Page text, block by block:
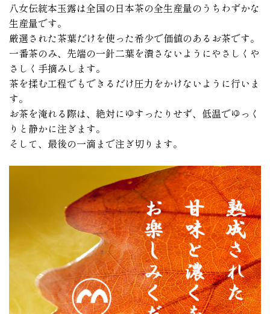
八女伝統本玉露は全国の日本茶の全生産量のうちわずかな
生産量です。
厳選された茶葉だけを使った希少で価値のあるお茶です。
一番茶のみ、先端の一針二葉を潰さないようにやさしくや
さしく手摘みします。
茶を揉む工程でもできるだけ圧力をかけないように行いま
す。
お茶を淹れる際は、絶対にゆすったりせず、低温でゆっく
りと静かに注ぎます。
そして、最後の一滴まで注ぎ切ります。